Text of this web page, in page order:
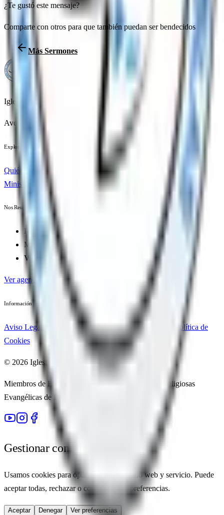
¿Te gustó este mensaje?
Comparte con otros para que también puedan ser bendecidos
Más Sermones
Iglesia Evangélica Camino de Paz
Avda. Santa Ana 9, Tudela, Navarra
Explora
Quiénes Somos Sermones Recientes
Nuestros
Ministerios
Contáctanos
Nos Reunimos
Domingos 11:00 AM
Miércoles 8:00 PM
Viernes
8:00 PM
Ver agenda completa →
Información
Aviso LegalPolítica de PrivacidadPolítica de Ofrendas
Política de
Cookies
© 2026 Iglesia Evangélica Camino de Paz.
Miembros de FEREDE
(Federación de Entidades Religiosas
Evangélicas de España)
Gestionar consentimiento
Usamos cookies para optimizar nuestro sitio web y servicio. Puede
aceptar todas, rechazar o configurar sus preferencias.
Aceptar Denegar Ver preferencias